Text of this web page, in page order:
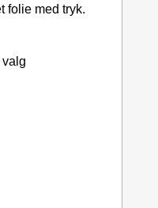
folie med tryk.